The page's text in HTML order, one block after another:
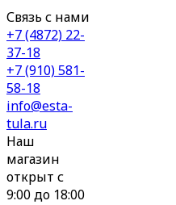
Связь с нами
+7 (4872) 22-
37-18
+7 (910) 581-
58-18
info@esta-
tula.ru
Наш
магазин
открыт с
9:00 до 18:00